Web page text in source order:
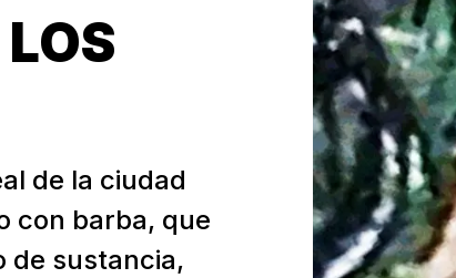
de la ciudad
con barba, que
de sustancia,